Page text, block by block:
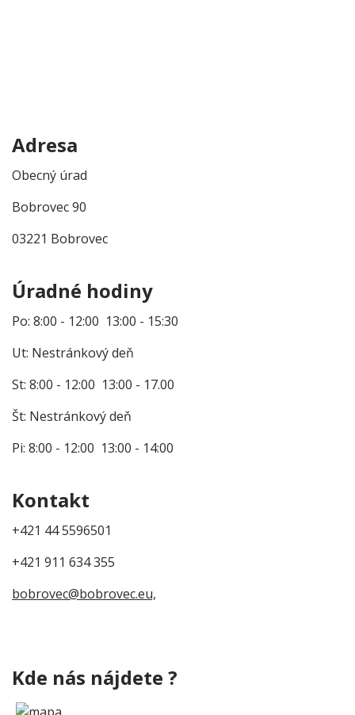
Adresa
Obecný úrad
Bobrovec 90
03221 Bobrovec
Úradné hodiny
Po: 8:00 - 12:00 13:00 - 15:30
Ut: Nestránkový deň
St: 8:00 - 12:00 13:00 - 17.00
Št: Nestránkový deň
Pi: 8:00 - 12:00 13:00 - 14:00
Kontakt
+421 44 5596501
+421 911 634 355
bobrovec@bobrovec.eu,
Kde nás nájdete ?